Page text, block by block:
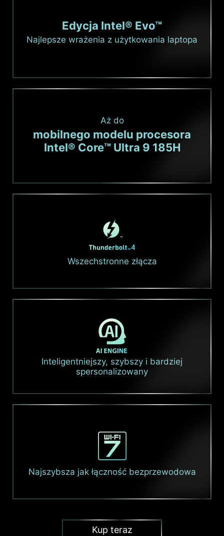
Edycja Intel® Evo™
Najlepsze wrażenia z użytkowania laptopa
Aż do
mobilnego modelu procesora
Intel® Core™ Ultra 9 185H
Wszechstronne złącza
Inteligentniejszy, szybszy i bardziej
spersonalizowany
Najszybsza jak łączność bezprzewodowa
Kup teraz